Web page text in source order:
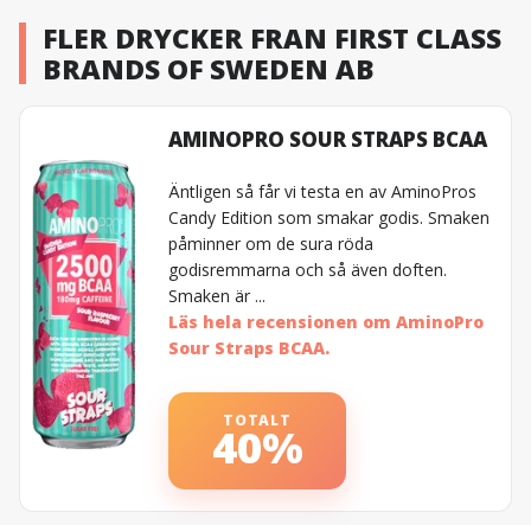
FLER DRYCKER FRAN FIRST CLASS
BRANDS OF SWEDEN AB
AMINOPRO SOUR STRAPS BCAA
Äntligen så får vi testa en av AminoPros
Candy Edition som smakar godis. Smaken
påminner om de sura röda
godisremmarna och så även doften.
Smaken är ...
Läs hela recensionen om AminoPro
Sour Straps BCAA.
TOTALT
40%